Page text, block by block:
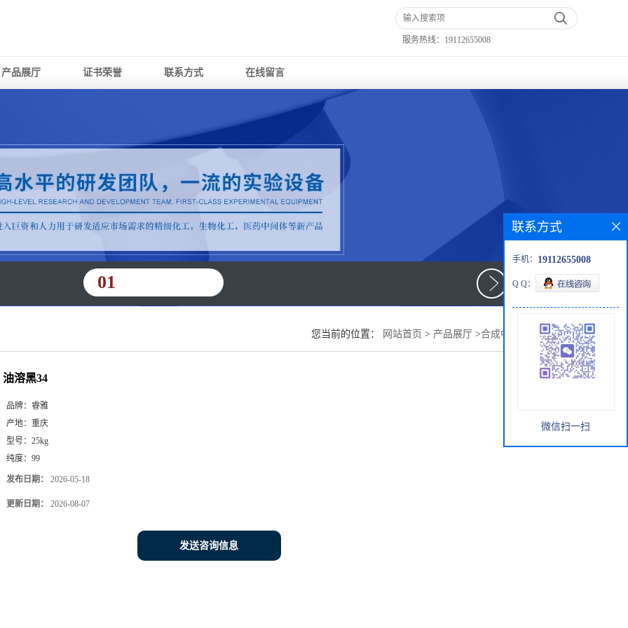
服务热线： 19112655008
产品展厅 证书荣誉 联系方式 在线留言
01
您当前的位置： 网站首页 > 产品展厅 >合成中间体 油溶黑34
油溶黑34
品牌： 睿雅
产地： 重庆
型号： 25kg
纯度： 99
发布日期： 2026-05-18
更新日期： 2026-08-07
发送咨询信息
联系方式
手机： 19112655008
Q Q：
微信扫一扫